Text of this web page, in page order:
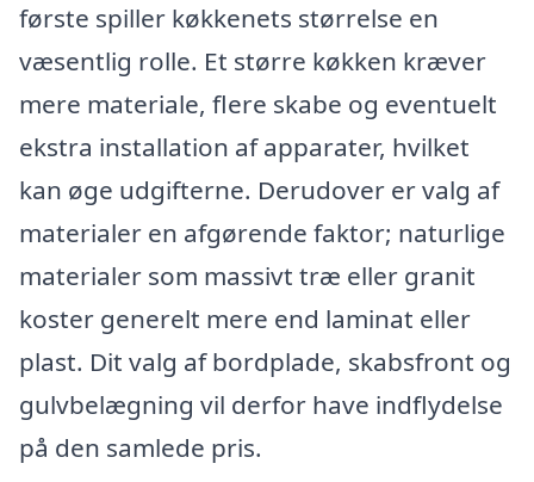
første spiller køkkenets størrelse en
væsentlig rolle. Et større køkken kræver
mere materiale, flere skabe og eventuelt
ekstra installation af apparater, hvilket
kan øge udgifterne. Derudover er valg af
materialer en afgørende faktor; naturlige
materialer som massivt træ eller granit
koster generelt mere end laminat eller
plast. Dit valg af bordplade, skabsfront og
gulvbelægning vil derfor have indflydelse
på den samlede pris.